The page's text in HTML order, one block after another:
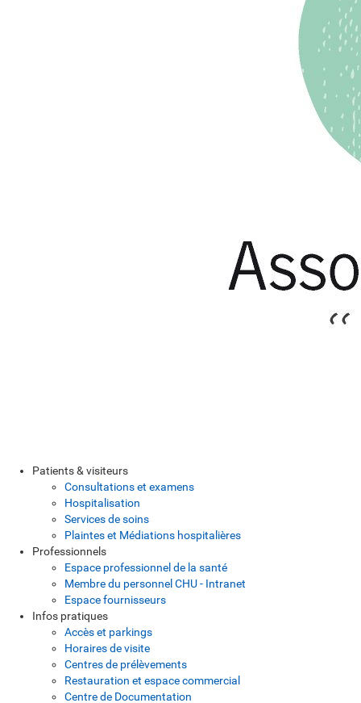
Patients & visiteurs
Consultations et examens
Hospitalisation
Services de soins
Plaintes et Médiations hospitalières
Professionnels
Espace professionnel de la santé
Membre du personnel CHU - Intranet
Espace fournisseurs
Infos pratiques
Accès et parkings
Horaires de visite
Centres de prélèvements
Restauration et espace commercial
Centre de Documentation